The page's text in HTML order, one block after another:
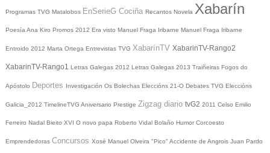
Programas TVG Matalobos EnSerieG Cociña Recantos Novela Xabarín
Poesía Ana Kiro Promos 2012 Era visto Manuel Fraga Iribarne Manuel Fraga Iribarne
Entroido 2012 Marta Ortega Entrevistas TVG XabarínTV XabarinTV-Rango2
XabarinTV-Rango1 Letras Galegas 2012 Letras Galegas 2013 Traiñeiras Fogos do
Apóstolo Deportes Investigación Os Bolechas Eleccións 21-O Debates TVG Eleccións
Galicia_2012 TimelineTVG Aniversario Prestige Zigzag diario tvG2 2011 Celso Emilio
Ferreiro Nadal Bieito XVI O novo papa Roberto Vidal Bolaño Humor Corcoesto
Emprendedoras Concursos Xosé Manuel Olveira "Pico" Accidente de Angrois Juan Pardo